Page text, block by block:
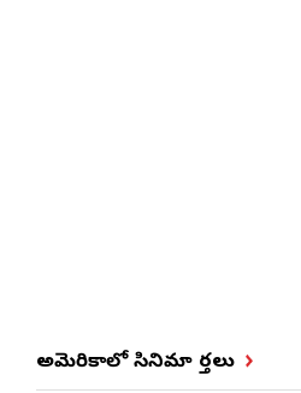
అమెరికాలో సినిమా వార్తలు